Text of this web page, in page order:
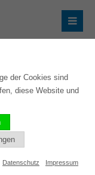
der Cookies sind
diese Website und
Datenschutz Impressum